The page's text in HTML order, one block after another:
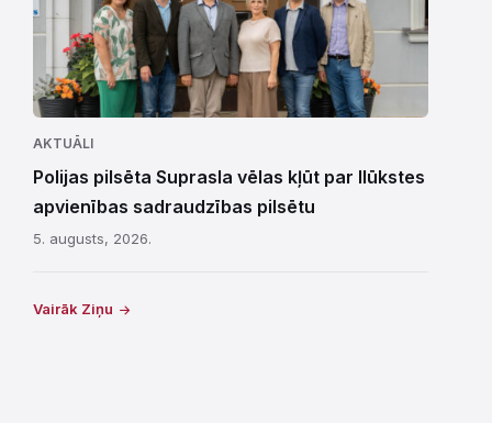
AKTUĀLI
Polijas pilsēta Suprasla vēlas kļūt par Ilūkstes
apvienības sadraudzības pilsētu
5. augusts, 2026.
Vairāk Ziņu